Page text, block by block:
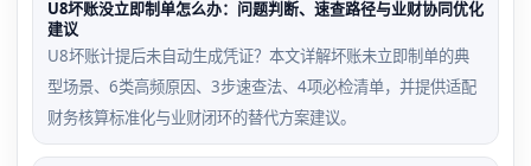
U8坏账没立即制单怎么办：问题判断、速查路径与业财协同优化
建议
U8坏账计提后未自动生成凭证？本文详解坏账未立即制单的典
型场景、6类高频原因、3步速查法、4项必检清单，并提供适配
财务核算标准化与业财闭环的替代方案建议。